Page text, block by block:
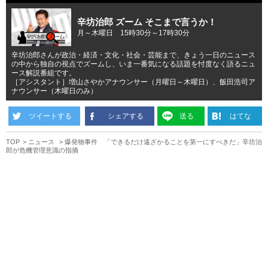
辛坊治郎 ズーム そこまで言うか！
月～木曜日 15時30分～17時30分
辛坊治郎さんが政治・経済・文化・社会・芸能まで、きょう一日のニュース
の中から独自の視点でズームし、いま一番気になる話題を忖度なく語るニュ
ース解説番組です。
［アシスタント］増山さやかアナウンサー（月曜日～木曜日）、飯田浩司ア
ナウンサー（木曜日のみ）
ツイートする シェアする 送る はてな
TOP ニュース
爆発物事件 「できるだけ遠ざかることを第一にすべきだ」辛坊治
郎が危機管理意識の指摘